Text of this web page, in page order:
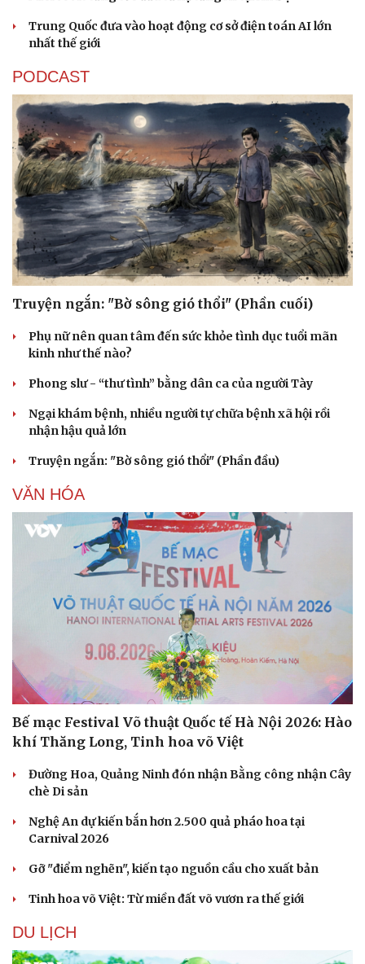
Doanh nghiệp
Thông tin doanh nghiệp
Doanh nghiệp 24h
Doanh nhân
Vì cộng đồng
Sành điệu
Tin Công nghệ
Trải nghiệm
Chuyển đổi số
Trung Quốc đưa vào hoạt động cơ sở điện toán AI lớn
nhất thế giới
PODCAST
Truyện ngắn: "Bờ sông gió thổi" (Phần cuối)
Phụ nữ nên quan tâm đến sức khỏe tình dục tuổi mãn
kinh như thế nào?
Phong slư - “thư tình” bằng dân ca của người Tày
Ngại khám bệnh, nhiều người tự chữa bệnh xã hội rồi
nhận hậu quả lớn
Truyện ngắn: "Bờ sông gió thổi" (Phần đầu)
VĂN HÓA
Bế mạc Festival Võ thuật Quốc tế Hà Nội 2026: Hào
khí Thăng Long, Tinh hoa võ Việt
Đường Hoa, Quảng Ninh đón nhận Bằng công nhận Cây
chè Di sản
Nghệ An dự kiến bắn hơn 2.500 quả pháo hoa tại
Carnival 2026
Gỡ "điểm nghẽn", kiến tạo nguồn cầu cho xuất bản
Tinh hoa võ Việt: Từ miền đất võ vươn ra thế giới
DU LỊCH